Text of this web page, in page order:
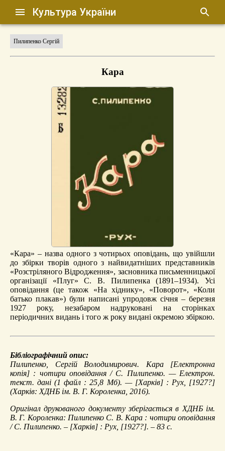
Культура України
Пилипенко Сергій
Кара
«Кара» – назва одного з чотирьох оповідань, що увійшли
до збірки творів одного з найвидатніших представників
«Розстріляного Відродження», засновника письменницької
організації «Плуг» С. В. Пилипенка (1891–1934). Усі
оповідання (це також «На хіднику», «Поворот», «Коли
батько плакав») були написані упродовж січня – березня
1927 року, незабаром надруковані на сторінках
періодичних видань і того ж року видані окремою збіркою.
Бібліографічний опис:
Пилипенко, Сергій Володимирович. Кара[Електронна
копія] : чотири оповідання / С. Пилипенко. — Електрон.
текст. дані (1 файл : 25,8 Мб). — [Харків] : Рух, [1927?]
(Харків: ХДНБ ім. В. Г. Короленка, 2016).
Оригінал друкованого документу зберігається в ХДНБ ім.
В. Г. Короленка: Пилипенко С. В. Кара : чотири оповідання
/ С. Пилипенко. – [Харків] : Рух, [1927?]. – 83 с.